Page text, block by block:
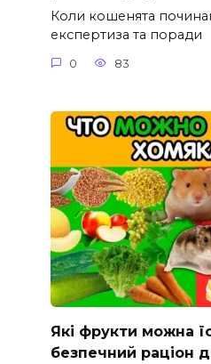
Коли кошенята
експертиза та поради
0 83
Які фрукти можна
безпечний раціон